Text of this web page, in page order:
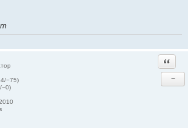
−75)
−0)
−